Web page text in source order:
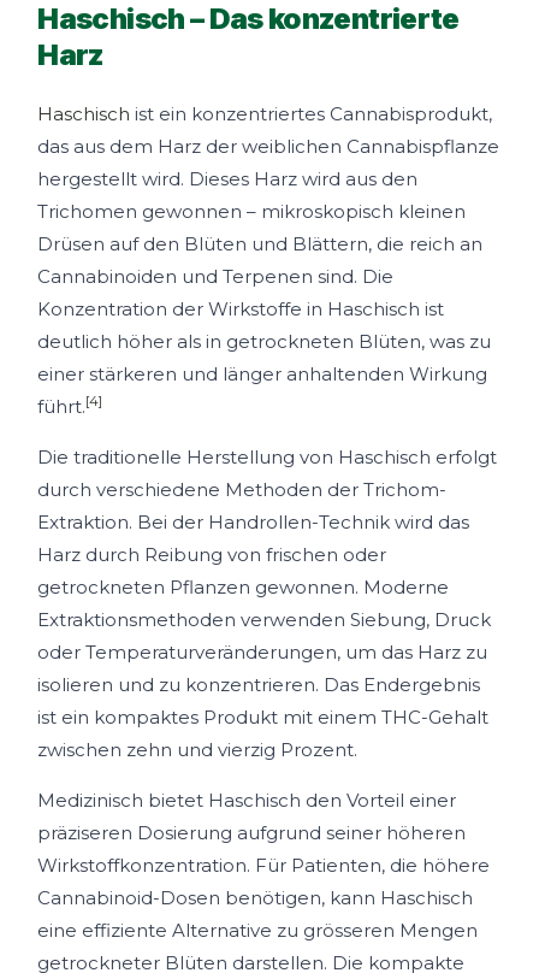
Haschisch – Das konzentrierte
Harz
Haschisch ist ein konzentriertes Cannabisprodukt,
das aus dem Harz der weiblichen Cannabispflanze
hergestellt wird. Dieses Harz wird aus den
Trichomen gewonnen – mikroskopisch kleinen
Drüsen auf den Blüten und Blättern, die reich an
Cannabinoiden und Terpenen sind. Die
Konzentration der Wirkstoffe in Haschisch ist
deutlich höher als in getrockneten Blüten, was zu
einer stärkeren und länger anhaltenden Wirkung
führt.[4]
Die traditionelle Herstellung von Haschisch erfolgt
durch verschiedene Methoden der Trichom-
Extraktion. Bei der Handrollen-Technik wird das
Harz durch Reibung von frischen oder
getrockneten Pflanzen gewonnen. Moderne
Extraktionsmethoden verwenden Siebung, Druck
oder Temperaturveränderungen, um das Harz zu
isolieren und zu konzentrieren. Das Endergebnis
ist ein kompaktes Produkt mit einem THC-Gehalt
zwischen zehn und vierzig Prozent.
Medizinisch bietet Haschisch den Vorteil einer
präziseren Dosierung aufgrund seiner höheren
Wirkstoffkonzentration. Für Patienten, die höhere
Cannabinoid-Dosen benötigen, kann Haschisch
eine effiziente Alternative zu grösseren Mengen
getrockneter Blüten darstellen. Die kompakte